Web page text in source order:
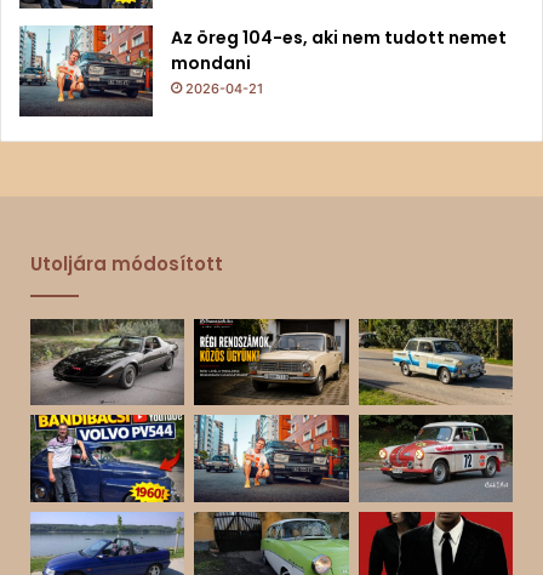
Az öreg 104-es, aki nem tudott nemet
mondani
2026-04-21
Utoljára módosított